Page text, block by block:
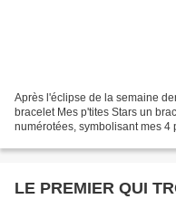
Après l'éclipse de la semaine
bracelet Mes p'tites Stars un
numérotées, symbolisant mes 4
LE PREMIER QUI